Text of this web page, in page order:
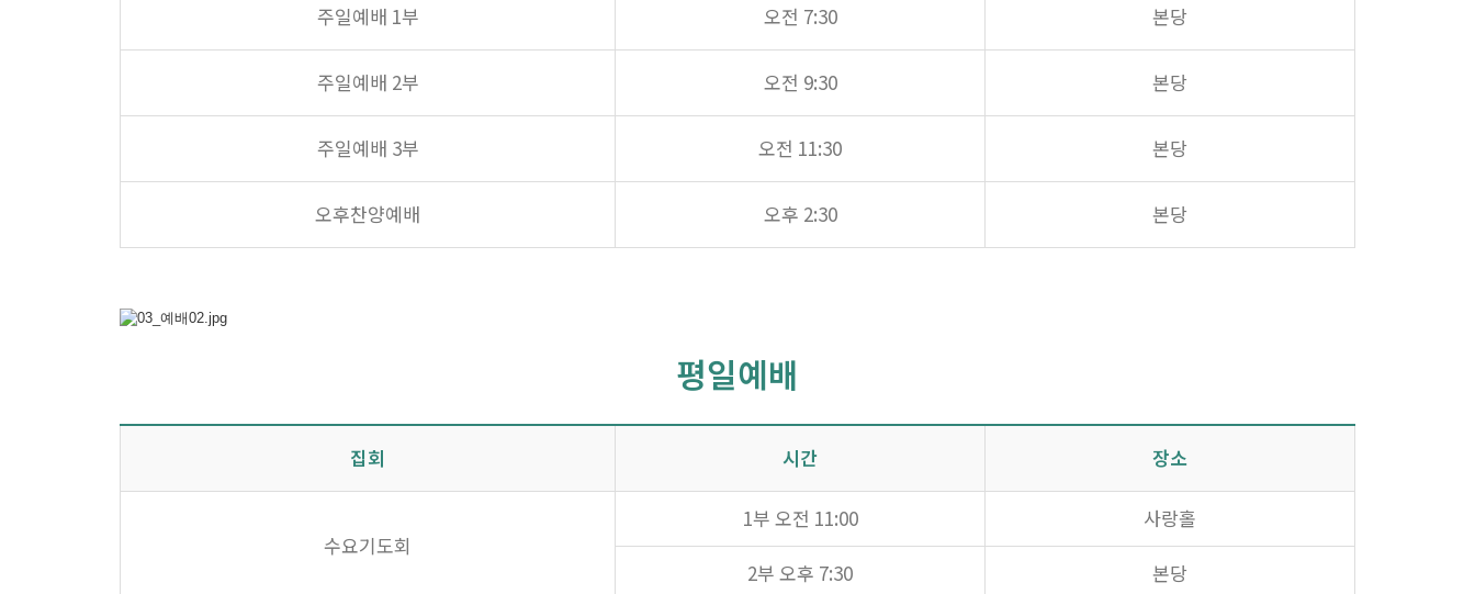
주일예배 1부 오전 7:30 본당
주일예배 2부 오전 9:30 본당
주일예배 3부 오전 11:30 본당
오후찬양예배 오후 2:30 본당
평일예배
집회 시간 장소
수요기도회
1부 오전 11:00
사랑홀
2부 오후 7:30
본당